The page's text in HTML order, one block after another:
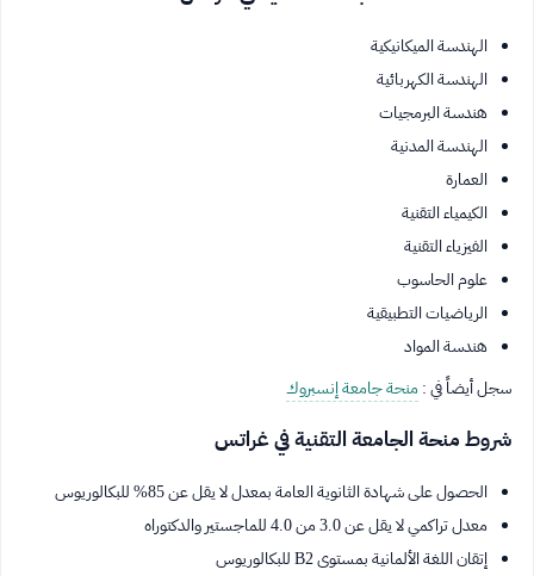
الهندسة الميكانيكية
الهندسة الكهربائية
هندسة البرمجيات
الهندسة المدنية
العمارة
الكيمياء التقنية
الفيزياء التقنية
علوم الحاسوب
الرياضيات التطبيقية
هندسة المواد
سجل أيضاً في :منحة جامعة إنسبروك
شروط منحة الجامعة التقنية في غراتس
الحصول على شهادة الثانوية العامة بمعدل لا يقل عن 85% للبكالوريوس
معدل تراكمي لا يقل عن 3.0 من 4.0 للماجستير والدكتوراه
إتقان اللغة الألمانية بمستوى B2 للبكالوريوس